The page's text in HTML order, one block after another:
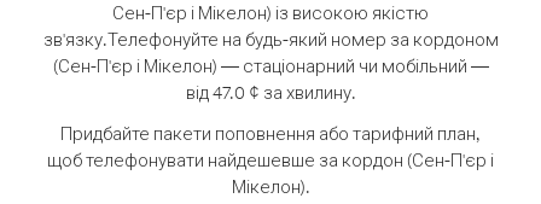
Сен-П'єр і Мікелон) із високою якістю
зв'язку.Телефонуйте на будь-який номер за кордоном
(Сен-П'єр і Мікелон) — стаціонарний чи мобільний —
від 47.0 ¢ за хвилину.
Придбайте пакети поповнення або тарифний план,
щоб телефонувати найдешевше за кордон (Сен-П'єр і
Мікелон).